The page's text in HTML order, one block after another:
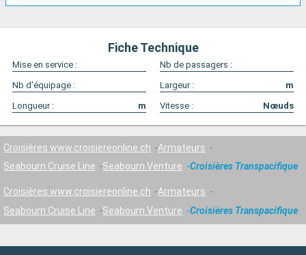
Fiche Technique
Mise en service :
Nb de passagers :
Nb d'équipage :
Largeur :
m
Longueur :
m Vitesse : Nœuds
Croisières www.croisiereonline.ch
Armateurs
Seabourn Cruise Line
Seabourn Venture Croisières Transpacifique
Croisières www.croisiereonline.ch
Armateurs
Seabourn Cruise Line
Seabourn Venture Croisières Transpacifique